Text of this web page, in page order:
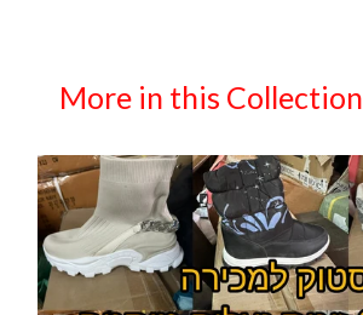
More in this Collection